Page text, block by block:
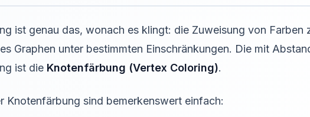
ist genau das, wonach es klingt: die Zuweisung von Farben
Graphen unter bestimmten Einschränkungen. Die mit
ist die Knotenfärbung (Vertex Coloring).
Knotenfärbung sind bemerkenswert einfach: